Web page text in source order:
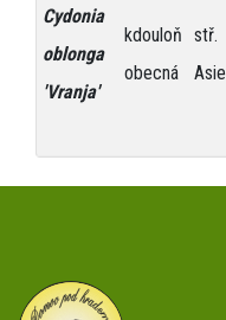
Cydonia
oblonga
'Vranja'
kdouloň
obecná
stř.
Asie